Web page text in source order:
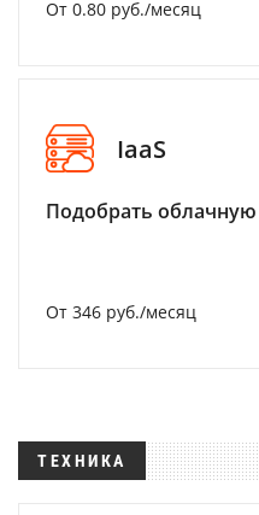
От 0.80 руб./месяц
IaaS
Подобрать
От 346 руб./месяц
ТЕХНИКА